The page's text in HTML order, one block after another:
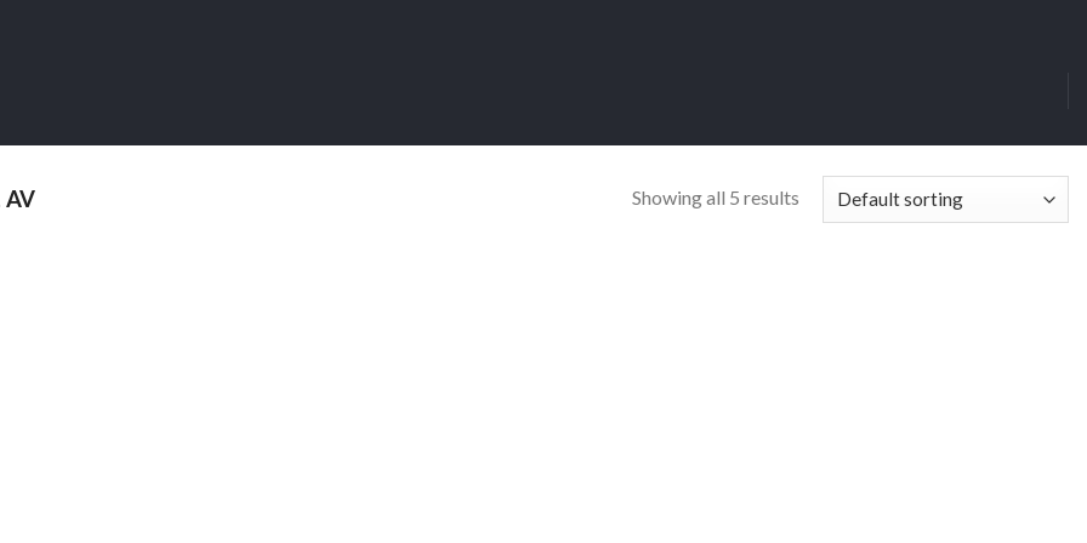
בקרים ואביזרים AV Showing all 5 results